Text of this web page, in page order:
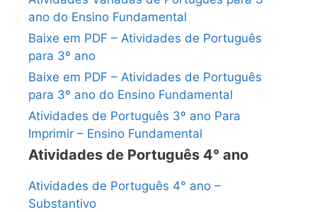
ano do Ensino Fundamental
Baixe em PDF – Atividades de Português
para 3º ano
Baixe em PDF – Atividades de Português
para 3º ano do Ensino Fundamental
Atividades de Português 3º ano Para
Imprimir – Ensino Fundamental
Atividades de Português 4° ano
Atividades de Português 4° ano –
Substantivo